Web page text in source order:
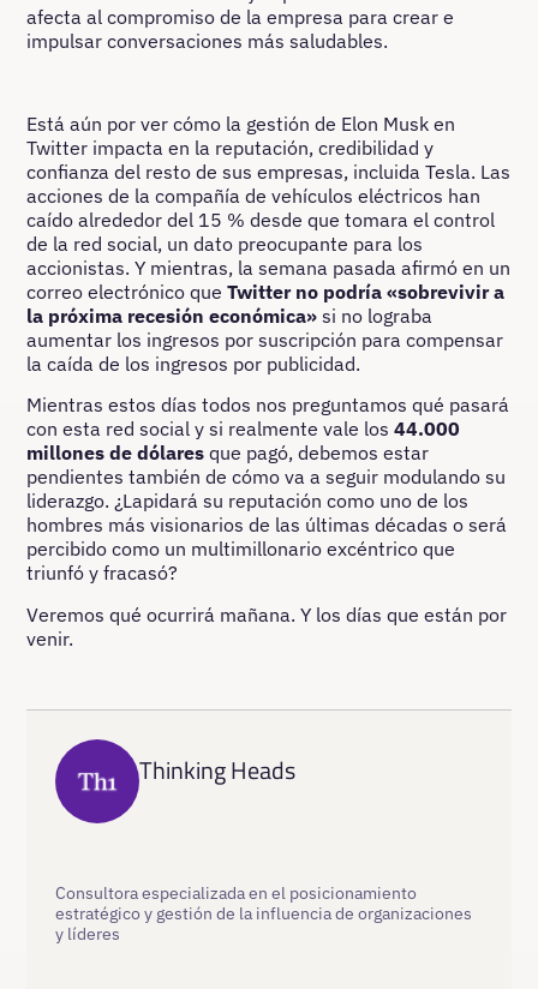
afecta al compromiso de la empresa para crear e
impulsar conversaciones más saludables.
Está aún por ver cómo la gestión de Elon Musk en
Twitter impacta en la reputación, credibilidad y
confianza del resto de sus empresas, incluida Tesla. Las
acciones de la compañía de vehículos eléctricos han
caído alrededor del 15 % desde que tomara el control
de la red social, un dato preocupante para los
accionistas. Y mientras, la semana pasada afirmó en un
correo electrónico queTwitter no podría «sobrevivir a
la próxima recesión económica» si no lograba
aumentar los ingresos por suscripción para compensar
la caída de los ingresos por publicidad.
Mientras estos días todos nos preguntamos qué pasará
con esta red social y si realmente vale los44.000
millones de dólares que pagó, debemos estar
pendientes también de cómo va a seguir modulando su
liderazgo. ¿Lapidará su reputación como uno de los
hombres más visionarios de las últimas décadas o será
percibido como un multimillonario excéntrico que
triunfó y fracasó?
Veremos qué ocurrirá mañana. Y los días que están por
venir.
Thinking Heads
Consultora especializada en el posicionamiento
estratégico y gestión de la influencia de organizaciones
y líderes